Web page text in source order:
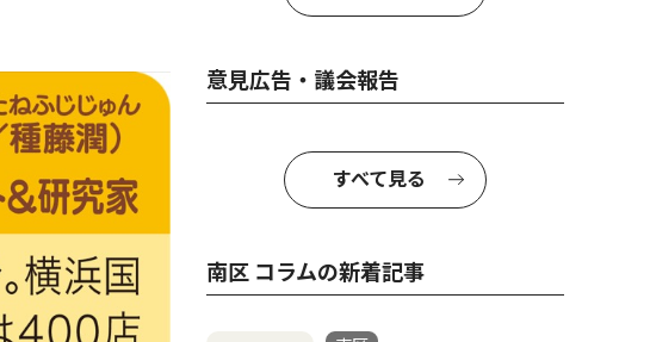
意見広告・議会報告
すべて見る
南区 コラムの新着記事